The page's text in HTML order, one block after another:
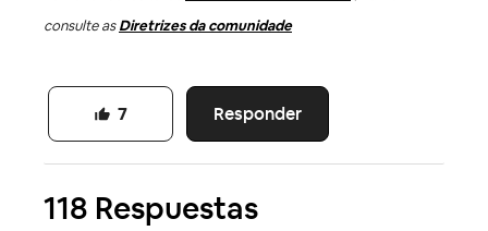
consulte as Diretrizes da comunidade
Responder
7
118 Respuestas